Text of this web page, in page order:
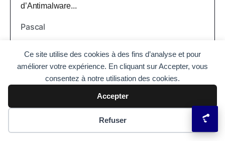
Ce site utilise des cookies à des fins d’analyse et pour
améliorer votre expérience. En cliquant sur Accepter, vous
consentez à notre utilisation des cookies.
Accepter
Refuser
Préférences des cookies
d’Antimalware...
Pascal